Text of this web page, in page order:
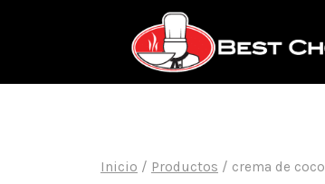
Inicio / Productos / crema de coco